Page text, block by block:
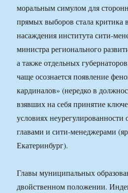
моральным симулом для
прямых выборов стала критика
насаждения института сити-
министра регионального
а также отдельных
чаще осознается появление
кардиналов» (нередко в
взявших на себя принятие
условиях
главами и сити-менеджерами
Екатеринбург).
Главы муниципальных
двойственном положении.